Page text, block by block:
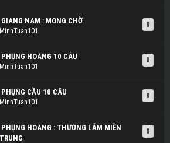
0
GIANG NAM : MONG CHỜ
MinhTuan101
0
PHỤNG HOÀNG 10 CÂU
MinhTuan101
0
PHỤNG CẦU 10 CÂU
MinhTuan101
0
PHỤNG HOÀNG : THƯƠNG LẮM MIỀN
TRUNG